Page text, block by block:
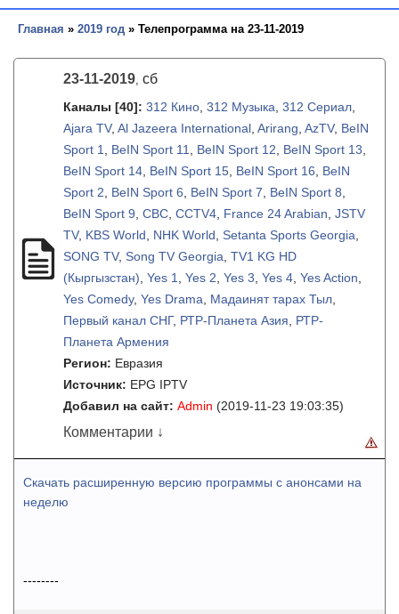
Главная » 2019 год » Телепрограмма на 23-11-2019
23-11-2019, сб
Каналы [40]: 312 Кино 312 Музыка 312 Сериал
Ajara TV, Al Jazeera International Arirang AzTV, BeIN
Sport 1
BeIN Sport 11 BeIN Sport 12 BeIN Sport 13
BeIN Sport 14 BeIN Sport 15 BeIN Sport 16
BeIN
Sport 2
BeIN Sport 6 BeIN Sport 7 BeIN Sport 8
BeIN Sport 9 CBC CCTV4 France 24 Arabian JSTV
TV, KBS World NHK World Setanta Sports Georgia
SONG TV, Song TV Georgia TV1 KG HD
(Кыргызстан) Yes 1 Yes 2 Yes 3 Yes 4 Yes Action
Yes Comedy, Yes Drama Мадаинят тарах Тыл
Первый канал СНГ, РТР-Планета Азия
РТР-
Планета Армения
Регион: Евразия
Источник: EPG IPTV
Добавил на сайт: Admin (2019-11-23 19:03:35)
Комментарии ↓
Скачать расширенную версию программы с анонсами на
неделю
--------